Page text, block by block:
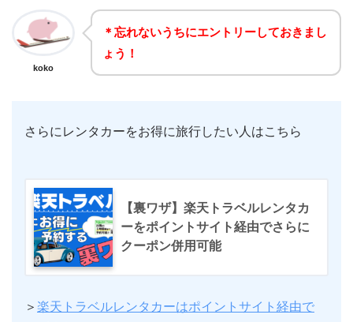
koko
＊忘れないうちにエントリーしておきまし
ょう！
さらにレンタカーをお得に旅行したい人はこちら
【裏ワザ】楽天トラベルレンタカ
ーをポイントサイト経由でさらに
クーポン併用可能
＞ 楽天トラベルレンタカーはポイントサイト経由で